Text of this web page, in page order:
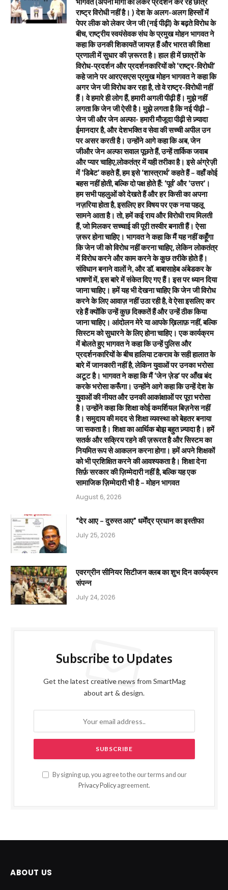
राष्ट्र विरोधी नहीं है। ) देश के अलग-अलग हिस्सों में
पेपर लीक को लेकर जेन जी (नई पीढ़ी) के बढ़ते विरोध के
बीच, राष्ट्रीय स्वयंसेवक संघ के प्रमुख मोहन भागवत ने
कहा कि उनकी शिकायतें जायज़ हैं और भारत की शिक्षा
प्रणाली में सुधार की ज़रूरत है। हाल ही में छात्रों के
विरोध-प्रदर्शन और प्रदर्शनकारियों को ‘राष्ट्र-विरोधी’
कहे जाने पर आरएसएस प्रमुख मोहन भागवत ने कहा कि
अगर जेन जी विरोध कर रहा है, तो वे राष्ट्र-विरोधी नहीं
हैं। वे हमारे ही लोग हैं, हमारी अगली पीढ़ी हैं। मुझे नहीं
लगता कि जेन जी ऐसी है। मुझे लगता है कि नई पीढ़ी –
जेन जी और जेन अल्फा- हमारी मौजूदा पीढ़ी से ज़्यादा
ईमानदार है, और देशभक्ति व सेवा की सच्ची अपील उन
पर असर करती है। उन्होंने आगे कहा कि अब, जेन
जीऔर जेन अल्फा सवाल पूछते हैं, उन्हें तार्किक जवाब
और प्यार चाहिए,लोकतंत्र में यही तरीका है। इसे अंग्रेज़ी
में ‘डिबेट’ कहते हैं, हम इसे ‘शास्त्रार्थ’ कहते हैं – वहाँ कोई
बहस नहीं होती, बल्कि दो पक्ष होते हैं: ‘पूर्व’ और ‘उत्तर’।
हम सभी पहलुओं को देखते हैं और हर किसी का अपना
नज़रिया होता है, इसलिए हर विषय पर एक नया पहलू
सामने आता है। तो, हमें कई राय और विरोधी राय मिलती
हैं, जो मिलकर सच्चाई की पूरी तस्वीर बनाती हैं। ऐसा
ज़रूर होना चाहिए। भागवत ने कहा कि मैं यह नहीं कहूँगा
कि जेन जी को विरोध नहीं करना चाहिए, लेकिन लोकतंत्र
में विरोध करने और काम करने के कुछ तरीके होते हैं।
संविधान बनाने वालों ने, और डॉ. बाबासाहेब अंबेडकर के
भाषणों में, इस बारे में संकेत दिए गए हैं। इस पर ध्यान दिया
जाना चाहिए। हमें यह भी देखना चाहिए कि जेन जी विरोध
करने के लिए आवाज़ नहीं उठा रही है, वे ऐसा इसलिए कर
रहे हैं क्योंकि उन्हें कुछ दिक्कतें हैं और उन्हें ठीक किया
जाना चाहिए। आंदोलन मेरे या आपके ख़िलाफ़ नहीं, बल्कि
सिस्टम को सुधारने के लिए होना चाहिए। एक कार्यक्रम
में बोलते हुए भागवत ने कहा कि उन्हें पुलिस और
प्रदर्शनकारियों के बीच हालिया टकराव के सही हालात के
बारे में जानकारी नहीं है, लेकिन युवाओं पर उनका भरोसा
अटूट है। भागवत ने कहा कि मैं ‘जेन ज़ेड’ पर आँख बंद
करके भरोसा करूँगा। उन्होंने आगे कहा कि उन्हें देश के
युवाओं की नीयत और उनकी आकांक्षाओं पर पूरा भरोसा
है। उन्होंने कहा कि शिक्षा कोई कमर्शियल बिज़नेस नहीं
है। समुदाय की मदद से शिक्षा व्यवस्था को बेहतर बनाया
जा सकता है। शिक्षा का आर्थिक बोझ बहुत ज़्यादा है। हमें
सतर्क और सक्रिय रहने की ज़रूरत है और सिस्टम का
नियमित रूप से आकलन करना होगा। हमें अपने शिक्षकों
को भी प्रशिक्षित करने की आवश्यकता है। शिक्षा देना
सिर्फ़ सरकार की ज़िम्मेदारी नहीं है, बल्कि यह एक
सामाजिक ज़िम्मेदारी भी है – मोहन भागवत
August 6, 2026
“देर आए – दुरुस्त आए” धर्मेंद्र प्रधान का इस्तीफा
July 25, 2026
एवरग्रीन सीनियर सिटीजन क्लब का शुभ दिन कार्यक्रम
संपन्न
July 24, 2026
Subscribe to Updates
Get the latest creative news from SmartMag
about art & design.
By signing up, you agree to the our terms and our
Privacy Policy agreement.
ABOUT US